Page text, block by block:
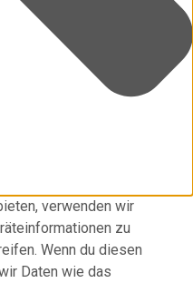
verwenden wir
zu
Wenn du diesen
Daten wie das